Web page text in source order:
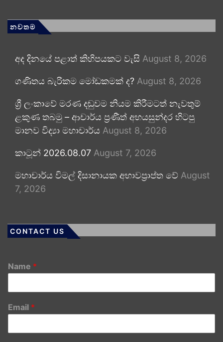
නවතම
අද දිනයේ පළාත් කිහිපයකට වැසි August 8, 2026
ගණිතය බැරිකම මෝඩකමක් ද? August 8, 2026
ශ්‍රී ලංකාවේ මරණ දඬුවම නියම කිරීමටත් නැවතුම්
ළකුණ තබමු – ආචාර්ය ප්‍රණීත් අභයසුන්දර හිටපු
මානව විද්‍යා මහාචාර්ය August 8, 2026
කාටූන් 2026.08.07 August 7, 2026
මහාචාර්ය විමල් දිසානායක අභාවප්‍රාප්ත වේ August
7, 2026
CONTACT US
Name *
Email *